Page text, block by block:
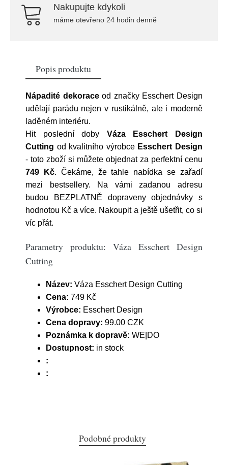
Nakupujte kdykoli
máme otevřeno 24 hodin denně
Popis produktu
Nápadité dekoraceod značky Esschert Design
udělají parádu nejen v rustikálně, ale i moderně
laděném interiéru.
Hit poslední doby Váza Esschert Design
Cutting od kvalitního výrobce Esschert Design
- toto zboží si můžete objednat za perfektní cenu
749 Kč. Čekáme, že tahle nabídka se zařadí
mezi bestsellery. Na vámi zadanou adresu
budou BEZPLATNĚ dopraveny objednávky s
hodnotou Kč a více. Nakoupit a ještě ušetřit, co si
víc přát.
Parametry produktu: Váza Esschert Design
Cutting
Název: Váza Esschert Design Cutting
Cena: 749 Kč
Výrobce: Esschert Design
Cena dopravy: 99.00 CZK
Poznámka k dopravě: WE|DO
Dostupnost: in stock
:
:
Podobné produkty